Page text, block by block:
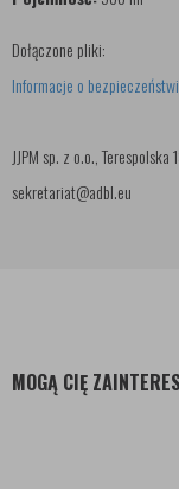
Dołączone pliki:
Informacje o
JJPM sp. z o.o.,
sekretariat@adbl.eu
MOGĄ CIĘ